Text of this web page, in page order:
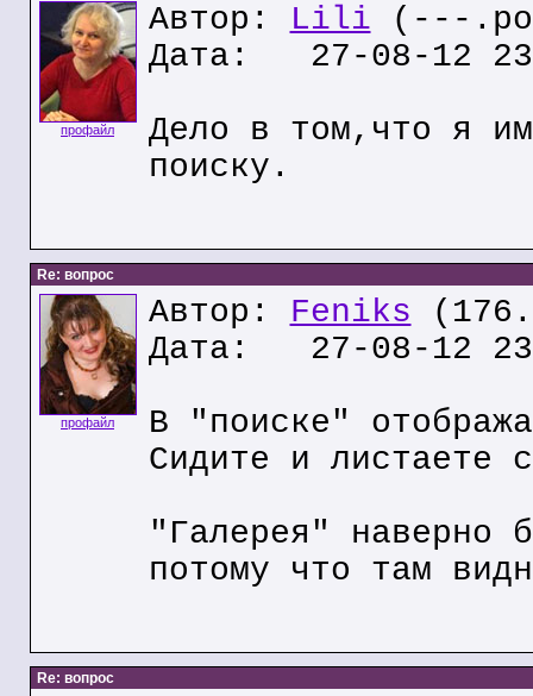
профайл
Автор: Lili (---
Дата: 27-08-12
Дело в том,что я
поиску.
Re: вопрос
профайл
Автор: Feniks
Дата: 27-08-12
В "поиске"
Сидите и листаете
"Галерея" наверно
потому что там
Re: вопрос